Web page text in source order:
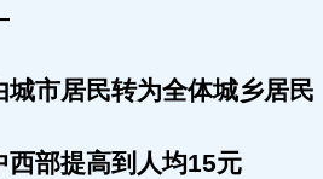
市居民转为全体城乡居民
部提高到人均15元